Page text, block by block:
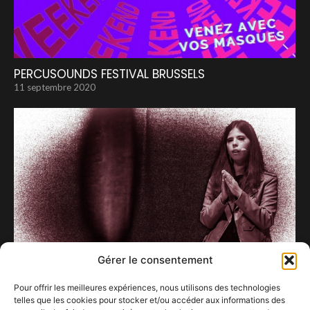
Gérer le consentement
Pour offrir les meilleures expériences, nous utilisons des technologies
telles que les cookies pour stocker et/ou accéder aux informations des
PERCUSOUNDS FESTIVAL BRUSSELS
11 septembre 2020